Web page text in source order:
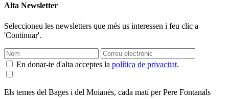
Alta Newsletter
Seleccioneu les newsletters que més us interessen i feu clic a
'Continuar'.
En donar-te d'alta acceptes la política de privacitat.
Els temes del Bages i del Moianès, cada matí per Pere Fontanals